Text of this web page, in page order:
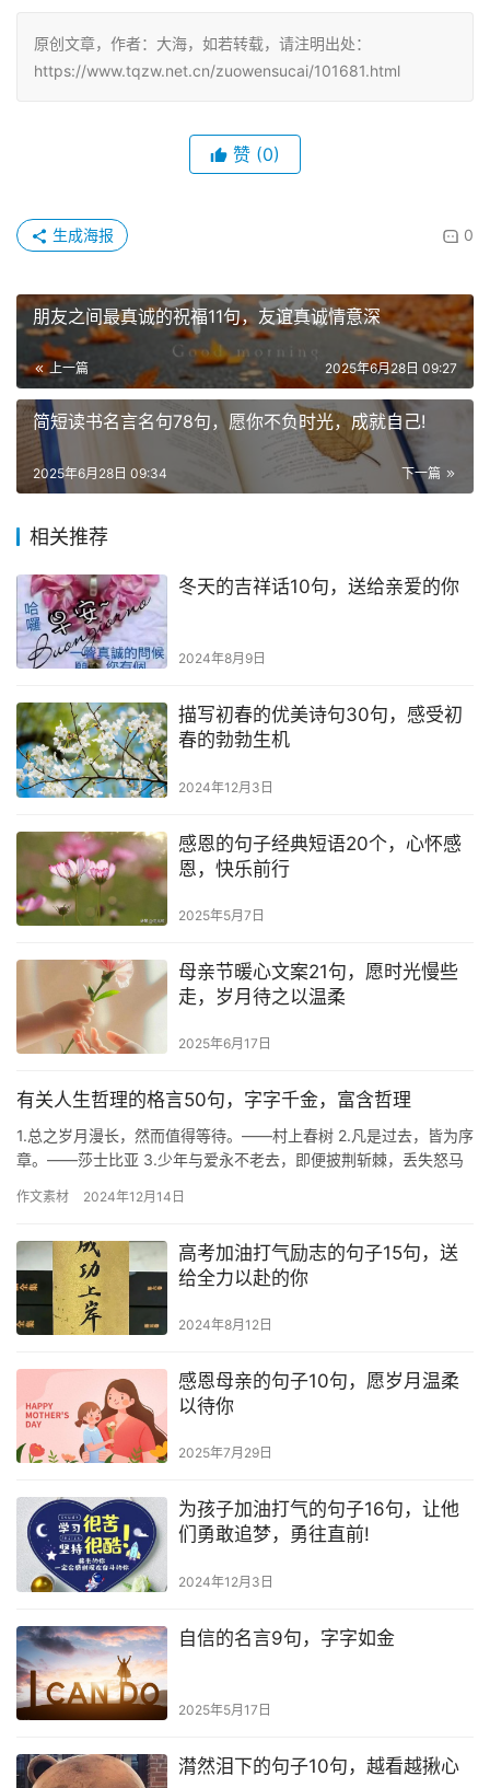
原创文章，作者：大海，如若转载，请注明出处：
https://www.tqzw.net.cn/zuowensucai/101681.html
赞 (0)
0
生成海报
朋友之间最真诚的祝福11句，友谊真诚情意深
上一篇 2025年6月28日 09:27
简短读书名言名句78句，愿你不负时光，成就自己!
下一篇
2025年6月28日 09:34
相关推荐
冬天的吉祥话10句，送给亲爱的你
2024年8月9日
描写初春的优美诗句30句，感受初
春的勃勃生机
2024年12月3日
感恩的句子经典短语20个，心怀感
恩，快乐前行
2025年5月7日
母亲节暖心文案21句，愿时光慢些
走，岁月待之以温柔
2025年6月17日
有关人生哲理的格言50句，字字千金，富含哲理
1.总之岁月漫长，然而值得等待。——村上春树 2.凡是过去，皆为序
章。——莎士比亚 3.少年与爱永不老去，即便披荆斩棘，丢失怒马
作文素材 2024年12月14日
高考加油打气励志的句子15句，送
给全力以赴的你
2024年8月12日
感恩母亲的句子10句，愿岁月温柔
以待你
2025年7月29日
为孩子加油打气的句子16句，让他
们勇敢追梦，勇往直前!
2024年12月3日
自信的名言9句，字字如金
2025年5月17日
潸然泪下的句子10句，越看越揪心